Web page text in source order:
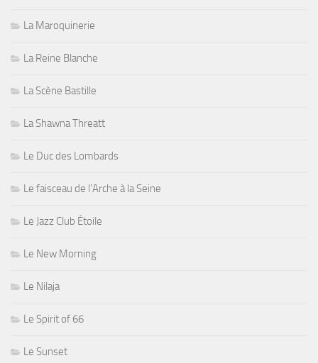
La Maroquinerie
La Reine Blanche
La Scène Bastille
La Shawna Threatt
Le Duc des Lombards
Le faisceau de l'Arche à la Seine
Le Jazz Club Étoile
Le New Morning
Le Nilaja
Le Spirit of 66
Le Sunset